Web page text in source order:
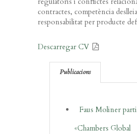
contractes, competència
responsabilitat per producte
Descarregar CV
Publicacions
Faus Moliner
«Chambers Global